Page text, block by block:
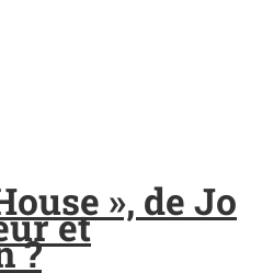
», de Jo
et
?